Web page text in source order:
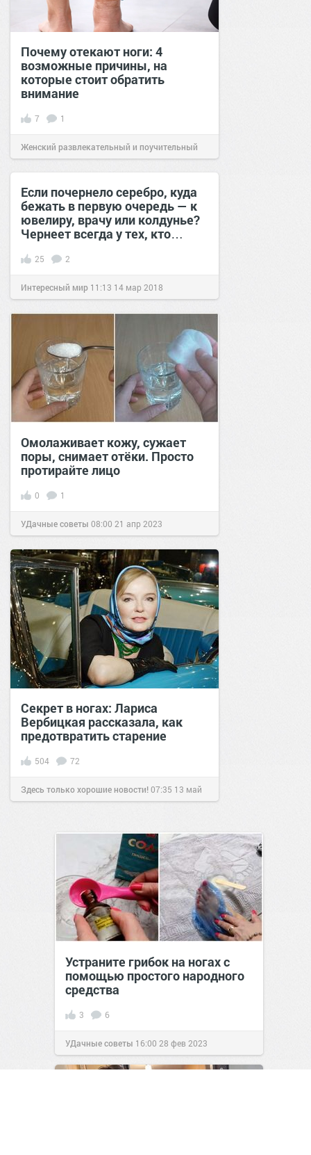
Почему отекают ноги: 4
возможные причины, на
которые стоит обратить
внимание
7 1
Женский развлекательный и поучительный
сайт.18:2714 июл 2026
Если почернело серебро, куда
бежать в первую очередь — к
ювелиру, врачу или колдунье?
Чернеет всегда у тех, кто…
25 2
Интересный мир 11:13 14 мар 2018
Омолаживает кожу, сужает
поры, снимает отёки. Просто
протирайте лицо
0 1
УДачные советы 08:00 21 апр 2023
Секрет в ногах: Лариса
Вербицкая рассказала, как
предотвратить старение
504 72
Здесь только хорошие новости!07:35 13 май
Устраните грибок на ногах с
помощью простого народного
средства
3 6
УДачные советы 16:00 28 фев 2023